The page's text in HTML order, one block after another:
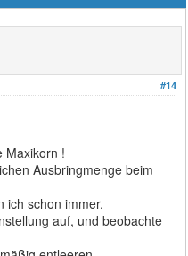
#14
Maxikorn !
Ausbringmenge beim
ich schon immer.
auf, und beobachte